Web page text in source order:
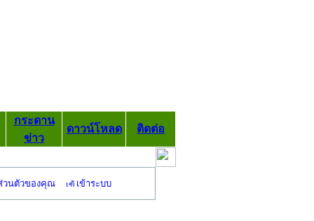
กระดาน
ข่าว
ดาวน์โหลด ติดต่อ
วนตัวของคุณ เข้าระบบ